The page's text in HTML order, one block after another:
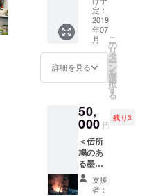
CAMPF
IREの
ユー
ザー名
を掲載
ます。
ご了承
グッズ
のお色
などは
お選び
けませ
ん。 ※
ず備考
欄にご
希望の
お名前
をご記
入くだ
さい。
記入の
千輪オ
リジナ
ル手ぬ
ぐい ・
伝所鳩
見学会
待（約1
度）
小さな
お店で
すが、
伝所鳩
メン
バーが
店舗の
ルに加
えて、
下記を
お届け
しま
す。
ルサ
コッ
シュ
ー伝
所鳩オ
リジナ
ルス
テッ
所鳩か
ら感謝
の気持
ちが
メール
で届き
ます。
・ウェ
（https:
//densh
obato.t
okyo）
に名前
を1年間
掲載さ
せてい
定：
2019
年07
月
詳細を見る
こ
の
リ
タ
ー
ン
を
選
択
す
る
50,
000 円
残り3
＜伝所
鳩のあ
る墨田
区をご
案内で
支援
者：